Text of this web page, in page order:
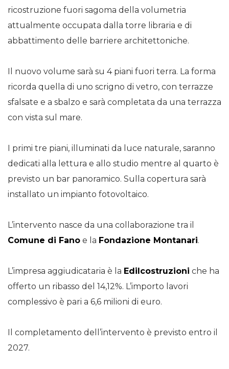
ricostruzione fuori sagoma della volumetria
attualmente occupata dalla torre libraria e di
abbattimento delle barriere architettoniche.
Il nuovo volume sarà su 4 piani fuori terra. La forma
ricorda quella di uno scrigno di vetro, con terrazze
sfalsate e a sbalzo e sarà completata da una terrazza
con vista sul mare.
I primi tre piani, illuminati da luce naturale, saranno
dedicati alla lettura e allo studio mentre al quarto è
previsto un bar panoramico. Sulla copertura sarà
installato un impianto fotovoltaico.
L’intervento nasce da una collaborazione tra il
Comune di Fano e la Fondazione Montanari.
L’impresa aggiudicataria è la Edilcostruzioni che ha
offerto un ribasso del 14,12%. L’importo lavori
complessivo è pari a 6,6 milioni di euro.
Il completamento dell’intervento è previsto entro il
2027.